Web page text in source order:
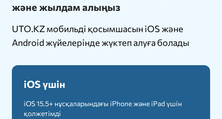
және жылдам алыңыз
UTO.KZ мобильді қосымшасын iOS және
Android жүйелерінде жүктеп алуға болады
iOS үшін
iOS 15.5+ нұсқаларындағы iPhone және iPad үшін
қолжетімді